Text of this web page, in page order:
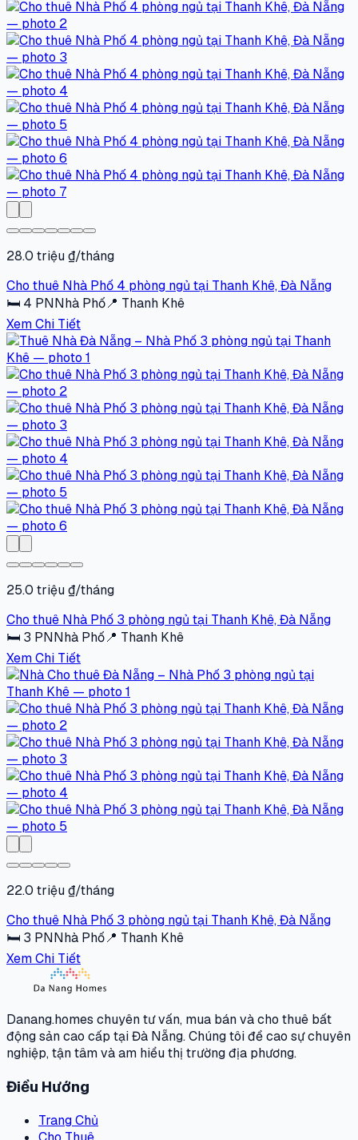
28.0 triệu ₫/tháng
Cho thuê Nhà Phố 4 phòng ngủ tại Thanh Khê, Đà Nẵng
🛏 4 PNNhà Phố📍 Thanh Khê
Xem Chi Tiết
25.0 triệu ₫/tháng
Cho thuê Nhà Phố 3 phòng ngủ tại Thanh Khê, Đà Nẵng
🛏 3 PNNhà Phố📍 Thanh Khê
Xem Chi Tiết
22.0 triệu ₫/tháng
Cho thuê Nhà Phố 3 phòng ngủ tại Thanh Khê, Đà Nẵng
🛏 3 PNNhà Phố📍 Thanh Khê
Xem Chi Tiết
Danang.homes chuyên tư vấn, mua bán và cho thuê bất
động sản cao cấp tại Đà Nẵng. Chúng tôi đề cao sự chuyên
nghiệp, tận tâm và am hiểu thị trường địa phương.
Điều Hướng
Trang Chủ